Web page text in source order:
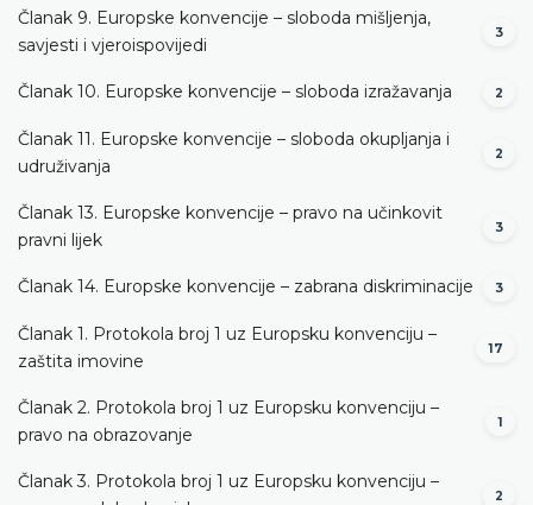
Članak 9. Europske konvencije – sloboda mišljenja,
savjesti i vjeroispovijedi
3
Članak 10. Europske konvencije – sloboda izražavanja 2
Članak 11. Europske konvencije – sloboda okupljanja i
udruživanja
2
Članak 13. Europske konvencije – pravo na učinkovit
pravni lijek
3
Članak 14. Europske konvencije – zabrana diskriminacije 3
Članak 1. Protokola broj 1 uz Europsku konvenciju –
zaštita imovine
17
Članak 2. Protokola broj 1 uz Europsku konvenciju –
pravo na obrazovanje
1
Članak 3. Protokola broj 1 uz Europsku konvenciju –
2